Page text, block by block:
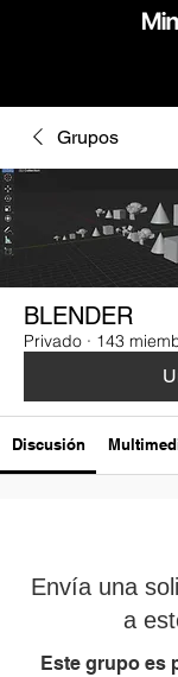
Grupos
BLENDER
Privado · 143
Discusión
Envía una
a
Este grupo es